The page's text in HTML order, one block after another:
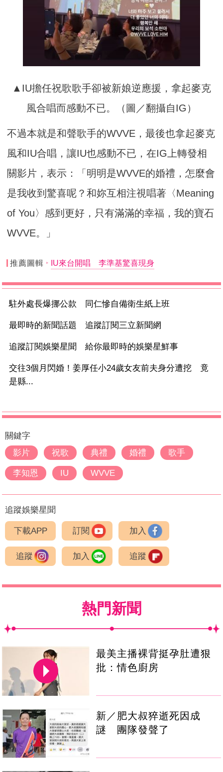
▲IU擔任祝歌歌手卻被新娘逆應援，拿起麥克
風合唱而感動不已。（圖／翻攝自IG）
不過本就是和聲歌手的WVVE，最後也拿起麥克
風和IU合唱，讓IU也感動不已，在IG上轉發相
關影片，表示：「明明是WVVE的婚禮，怎麼會
是我收到驚喜呢？和妳互相注視唱著〈Meaning
of You〉感到更好，只有滿滿的幸福，我的寶石
WVVE。」
推薦圖輯 IU來台開唱 李準基驚喜現身
駐外處長爆挪公款 同仁慘自備衛生紙上班
最即時的新聞話題 追蹤訂閱三立新聞網
追蹤訂閱娛樂星聞 給你最即時的娛樂星鮮事
交往3個月閃婚！姜厚任小24歲女友前夫身分遭挖 竟
是縣...
關鍵字
影片
祝歌 典禮 婚禮 歌手
李知恩 IU WVVE
追蹤娛樂星聞
下載APP 訂閱 加入
追蹤 加入 追蹤
熱門新聞
最美主播裸背挺孕肚遭狠
批：情色廚房
新／肥大叔猝逝死因成
謎 團隊發聲了